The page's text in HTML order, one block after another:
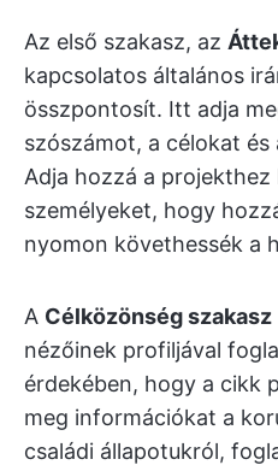
Az első szakasz, az
kapcsolatos általános
összpontosít. Itt adja
szószámot, a célokat
Adja hozzá a projekthez
személyeket, hogy
nyomon követhessék a
A Célközönség szakasz
nézőinek profiljával
érdekében, hogy a cikk
meg információkat a
családi állapotukról,